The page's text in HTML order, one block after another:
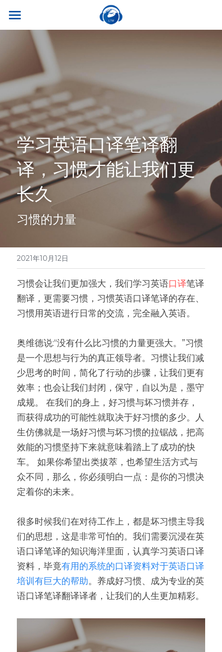
首页
关于我们
听世界外语
名师风采
学校荣誉
考试比赛
合作伙伴
最新资讯
热门课程
英专学硕
英专专硕
英语口译
英语笔译
流利口语
雅思托福
实习就业
实习项目
就业资讯
学习资源
干货讲座
真题系列
双语资料
翻译服务
笔译服务
口译服务
翻译语种
联系我们
学习英语口译笔译翻
译，习惯才能让我们更
长久
习惯的力量
2021年10月12日
习惯会让我们更加强大，我们学习英语口译笔译
翻译，更需要习惯，习惯英语口译笔译的存在、
习惯用英语进行日常的交流，完全融入英语。
奥维德说:“没有什么比习惯的力量更强大。”习惯
是一个思想与行为的真正领导者。习惯让我们减
少思考的时间，简化了行动的步骤，让我们更有
效率；也会让我们封闭，保守，自以为是，墨守
成规。 在我们的身上，好习惯与坏习惯并存，
而获得成功的可能性就取决于好习惯的多少。人
生仿佛就是一场好习惯与坏习惯的拉锯战，把高
效能的习惯坚持下来就意味着踏上了成功的快
车。 如果你希望出类拔萃，也希望生活方式与
众不同，那么，你必须明白一点：是你的习惯决
定着你的未来。
很多时候我们在对待工作上，都是坏习惯主导我
们的思想，这是非常可怕的。我们需要沉浸在英
语口译笔译的知识海洋里面，认真学习英语口译
资料，毕竟有用的系统的口译资料对于英语口译
培训有巨大的帮助。养成好习惯、成为专业的英
商品分类
所有商品分类